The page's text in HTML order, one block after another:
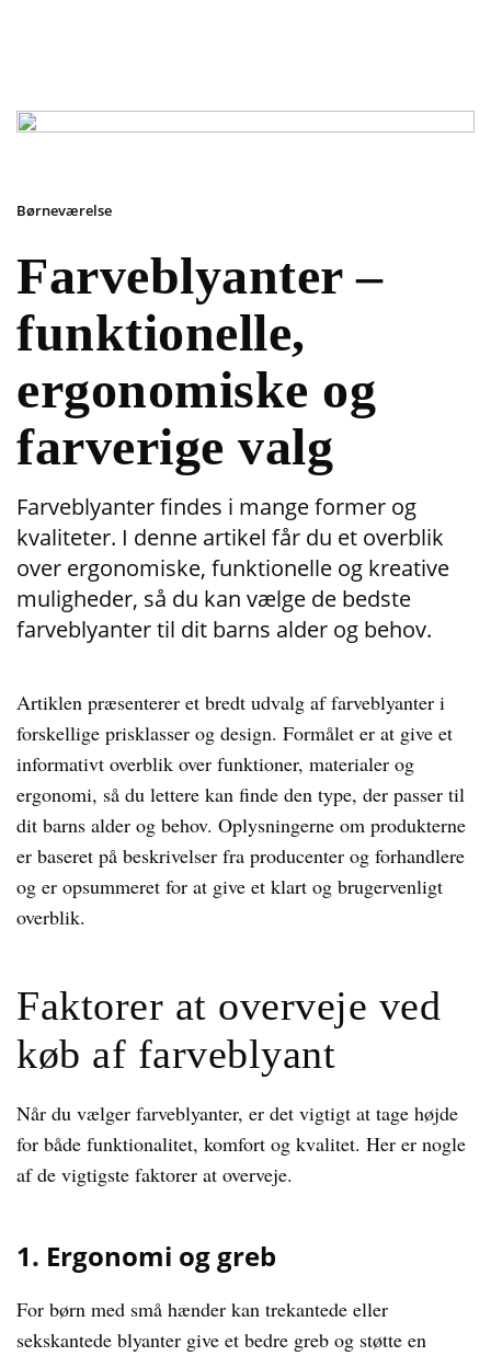
Farveblyanter –
funktionelle,
ergonomiske og
farverige valg
Børneværelse
Farveblyanter findes i mange former og
kvaliteter. I denne artikel får du et overblik
over ergonomiske, funktionelle og kreative
muligheder, så du kan vælge de bedste
farveblyanter til dit barns alder og behov.
Artiklen præsenterer et bredt udvalg af farveblyanter i
forskellige prisklasser og design. Formålet er at give et
informativt overblik over funktioner, materialer og
ergonomi, så du lettere kan finde den type, der passer til
dit barns alder og behov. Oplysningerne om produkterne
er baseret på beskrivelser fra producenter og forhandlere
og er opsummeret for at give et klart og brugervenligt
overblik.
Faktorer at overveje ved
køb af farveblyant
Når du vælger farveblyanter, er det vigtigt at tage højde
for både funktionalitet, komfort og kvalitet. Her er nogle
af de vigtigste faktorer at overveje.
1. Ergonomi og greb
For børn med små hænder kan trekantede eller
sekskantede blyanter give et bedre greb og støtte en